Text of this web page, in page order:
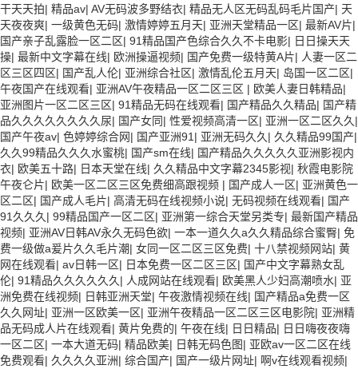
干天天拍| 精品av| AV无码波多野结衣| 精品无人区无码乱码毛片国产| 天
天夜夜爽| 一级黄色无码| 激情婷婷五月天| 亚洲天堂精品一区| 最新AV片|
国产亲子乱露脸一区二区| 91精品国产色综合久久不卡电影| 日日操天天
操| 最新中文字幕在线| 欧洲操逼视频| 国产免费一级特黄A片| 人妻一区二
区三区四区| 国产乱人伦| 亚洲综合社区| 激情乱伦五月天| 岛国一区二区|
午夜国产在线观看| 亚洲AV午夜精品一区二区三区 | 欧美人妻日韩精品|
亚洲图片一区二区三区| 91精品无码在线观看| 国产精品久久精品| 国产精
品久久久久久久久久尿| 国产女同| 性爱视频高清一区| 亚洲一区二区久久 |
国产午夜av| 色婷婷综合网| 国产亚洲91 | 亚洲无码久久 | 久久精品99国产|
久久99精品久久久水蜜桃| 国产sm在线| 国产精品久久久久久亚洲影视内
衣| 欧美五十路| 日本天堂在线| 久久精品中文字幕2345影视| 秋霞电影院
午夜仑片| 欧美一区二区三区免费细高跟视频 | 国产成人一区| 亚洲黄色一
区二区| 国产成人毛片| 高清无码在线视频小说| 无码视频在线观看| 国产
91久久久 | 99精品国产一区二区| 亚洲第一综合天堂另类专| 最新国产精品
视频| 亚洲AV日韩AV永久无码色欲| 一本一道久久a久久精品综合蜜臀| 免
费一级做a爰片久久毛片潮| 女同一区二区三区免费| 十八禁视频网站| 黄
网在线观看| av日韩一区| 日本免费一区二区三区| 国产中文字幕熟女乱
伦| 91精品久久久久久久 | 人成网站在线观看| 欧美黑人少妇高潮喷水| 亚
洲免费在线视频| 日韩亚洲天堂| 午夜激情视频在线| 国产精品a免费一区
久久网址| 亚洲一区欧美一区| 亚洲午夜精品一区二区三区电影院| 亚洲精
品无码成人片在线观看| 黄片免费的| 午夜在线| 日日精品| 日日嗨夜夜嗨
一区二区| 一本大道无码| 精品欧美| 日韩无码色图| 亚欧av一区二区在线
免费观看| 久久久久亚洲| 综合国产| 国产一级片网址| 啊v在线观看视频|